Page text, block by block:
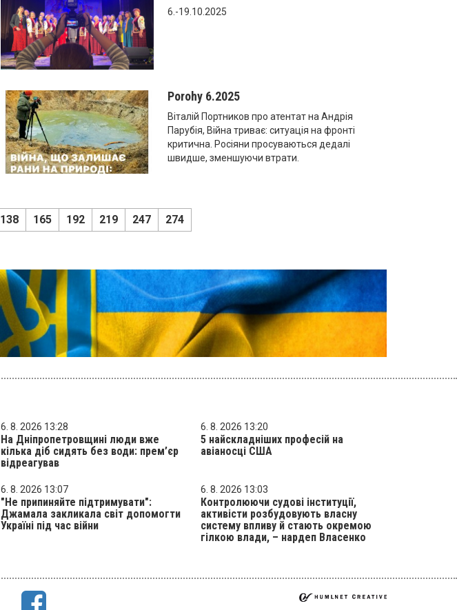
6.-19.10.2025
Porohy 6.2025
Віталій Портников про атентат на Андрія
Парубія, Війна триває: ситуація на фронті
критична. Росіяни просуваються дедалі
швидше, зменшуючи втрати.
138 165 192 219 247 274
6. 8. 2026 13:28
На Дніпропетровщині люди вже
кілька діб сидять без води: прем’єр
відреагував
6. 8. 2026 13:20
5 найскладніших професій на
авіаносці США
6. 8. 2026 13:07
"Не припиняйте підтримувати":
Джамала закликала світ допомогти
Україні під час війни
6. 8. 2026 13:03
Контролюючи судові інституції,
активісти розбудовують власну
систему впливу й стають окремою
гілкою влади, – нардеп Власенко